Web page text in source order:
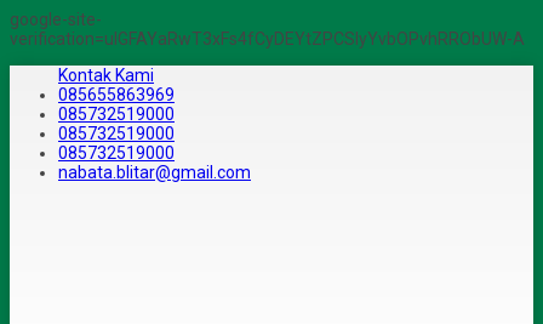
google-site-
verification=ulGFAYaRwT3xFs4fCyDEYtZPCSlyYvbOPvhRRObUW-A
Kontak Kami
085655863969
085732519000
085732519000
085732519000
nabata.blitar@gmail.com